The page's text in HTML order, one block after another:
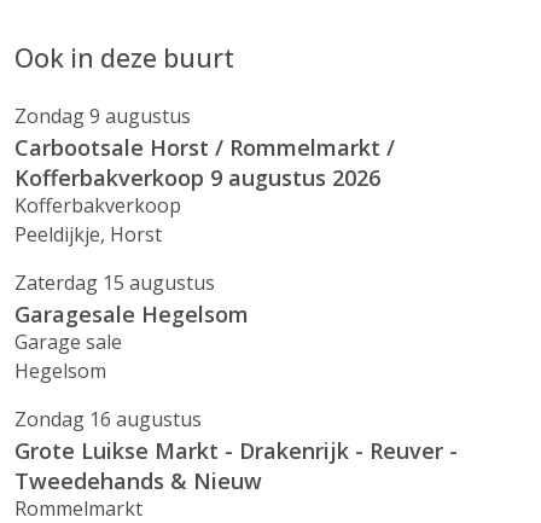
Ook in deze buurt
Zondag 9 augustus
Carbootsale Horst / Rommelmarkt /
Kofferbakverkoop 9 augustus 2026
Kofferbakverkoop
Peeldijkje, Horst
Zaterdag 15 augustus
Garagesale Hegelsom
Garage sale
Hegelsom
Zondag 16 augustus
Grote Luikse Markt - Drakenrijk - Reuver -
Tweedehands & Nieuw
Rommelmarkt